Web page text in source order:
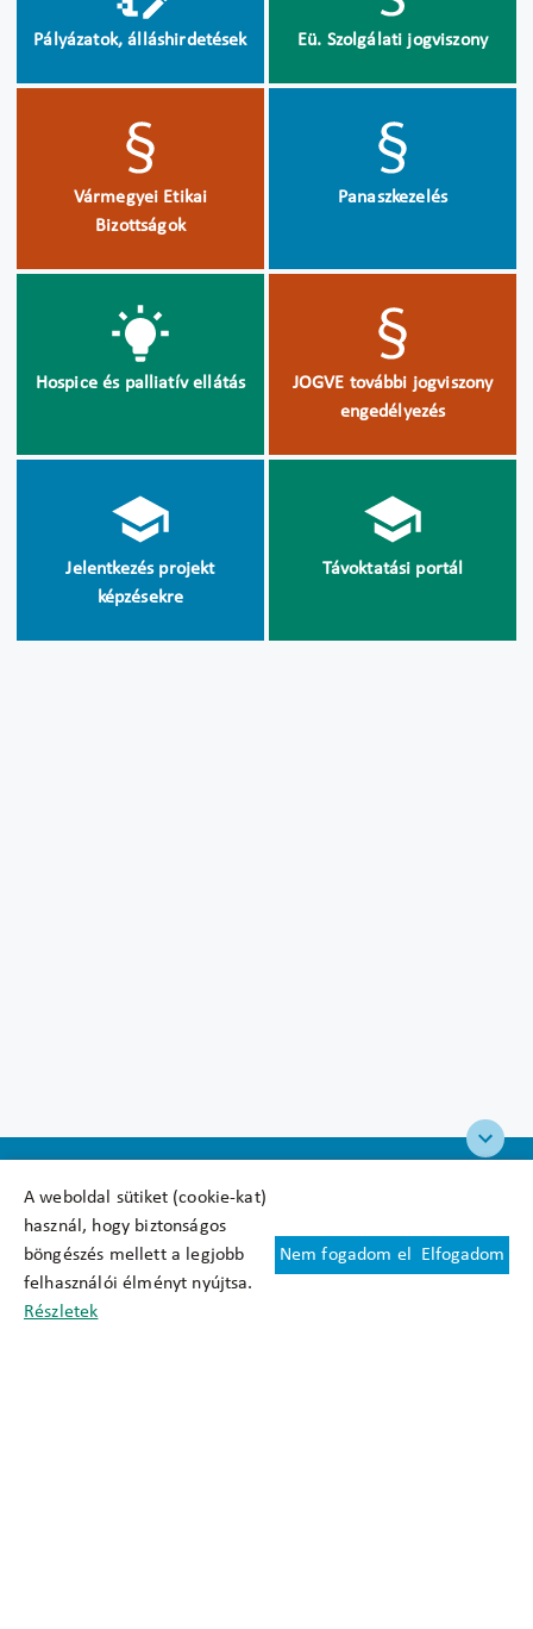
A weboldal sütiket (cookie-kat)
használ, hogy biztonságos
böngészés mellett a legjobb
felhasználói élményt nyújtsa.
Részletek
Nem fogadom el Elfogadom
Pályázatok, álláshirdetések Eü. Szolgálati jogviszony
Vármegyei Etikai
Bizottságok
Panaszkezelés
Hospice és palliatív ellátás
JOGVE további jogviszony
engedélyezés
Jelentkezés projekt
képzésekre
Távoktatási portál
Felhasználási feltételek